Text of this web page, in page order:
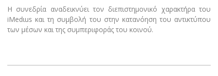
Η συνεδρία αναδεικνύει τον διεπιστημονικό χαρακτήρα του
iMedιus και τη συμβολή του στην κατανόηση του αντικτύπου
των μέσων και της συμπεριφοράς του κοινού.